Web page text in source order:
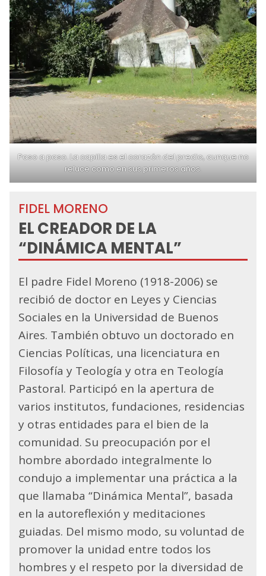
Paso a paso. La capilla es el corazón del predio, aunque no
reluce como en sus primeros años.
FIDEL MORENO
EL CREADOR DE LA
“DINÁMICA MENTAL”
El padre Fidel Moreno (1918-2006) se
recibió de doctor en Leyes y Ciencias
Sociales en la Universidad de Buenos
Aires. También obtuvo un doctorado en
Ciencias Políticas, una licenciatura en
Filosofía y Teología y otra en Teología
Pastoral. Participó en la apertura de
varios institutos, fundaciones, residencias
y otras entidades para el bien de la
comunidad. Su preocupación por el
hombre abordado integralmente lo
condujo a implementar una práctica a la
que llamaba “Dinámica Mental”, basada
en la autoreflexión y meditaciones
guiadas. Del mismo modo, su voluntad de
promover la unidad entre todos los
hombres y el respeto por la diversidad de